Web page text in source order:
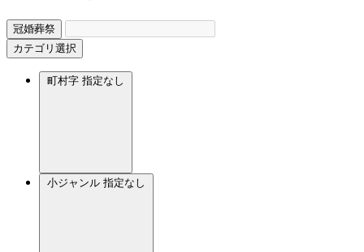
冠婚葬祭
カテゴリ選択
町村字 指定なし
小ジャンル 指定なし